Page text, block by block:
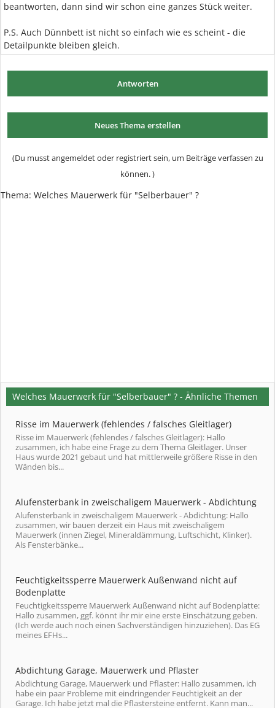
beantworten, dann sind wir schon eine ganzes Stück weiter.
P.S. Auch Dünnbett ist nicht so einfach wie es scheint - die
Detailpunkte bleiben gleich.
Antworten
Neues Thema erstellen
(Du musst angemeldet oder registriert sein, um Beiträge verfassen zu
können. )
Thema: Welches Mauerwerk für "Selberbauer" ?
Welches Mauerwerk für "Selberbauer" ? - Ähnliche Themen
Risse im Mauerwerk (fehlendes / falsches Gleitlager)
Risse im Mauerwerk (fehlendes / falsches Gleitlager): Hallo
zusammen, ich habe eine Frage zu dem Thema Gleitlager. Unser
Haus wurde 2021 gebaut und hat mittlerweile größere Risse in den
Wänden bis...
Alufensterbank in zweischaligem Mauerwerk - Abdichtung
Alufensterbank in zweischaligem Mauerwerk - Abdichtung: Hallo
zusammen, wir bauen derzeit ein Haus mit zweischaligem
Mauerwerk (innen Ziegel, Mineraldämmung, Luftschicht, Klinker).
Als Fensterbänke...
Feuchtigkeitssperre Mauerwerk Außenwand nicht auf
Bodenplatte
Feuchtigkeitssperre Mauerwerk Außenwand nicht auf Bodenplatte:
Hallo zusammen, ggf. könnt ihr mir eine erste Einschätzung geben.
(Ich werde auch noch einen Sachverständigen hinzuziehen). Das EG
meines EFHs...
Abdichtung Garage, Mauerwerk und Pflaster
Abdichtung Garage, Mauerwerk und Pflaster: Hallo zusammen, ich
habe ein paar Probleme mit eindringender Feuchtigkeit an der
Garage. Ich habe jetzt mal die Pflastersteine entfernt. Kann man...